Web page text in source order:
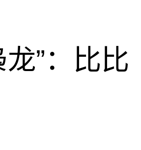
”：比比